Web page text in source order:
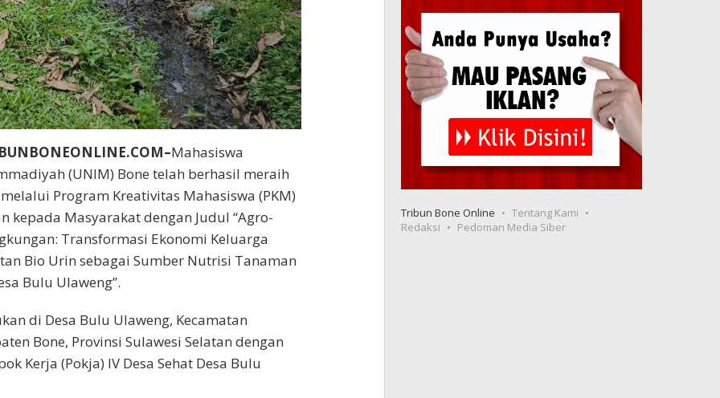
Mahasiswa
(UNIM) Bone telah berhasil meraih
Program Kreativitas Mahasiswa (PKM)
kepada Masyarakat dengan Judul “Agro-
Transformasi Ekonomi Keluarga
Bio Urin sebagai Sumber Nutrisi Tanaman
Bulu Ulaweng”.
di Desa Bulu Ulaweng, Kecamatan
Bone, Provinsi Sulawesi Selatan dengan
Kerja (Pokja) IV Desa Sehat Desa Bulu
Tribun Bone Online
Tentang Kami
Redaksi
Pedoman Media Siber